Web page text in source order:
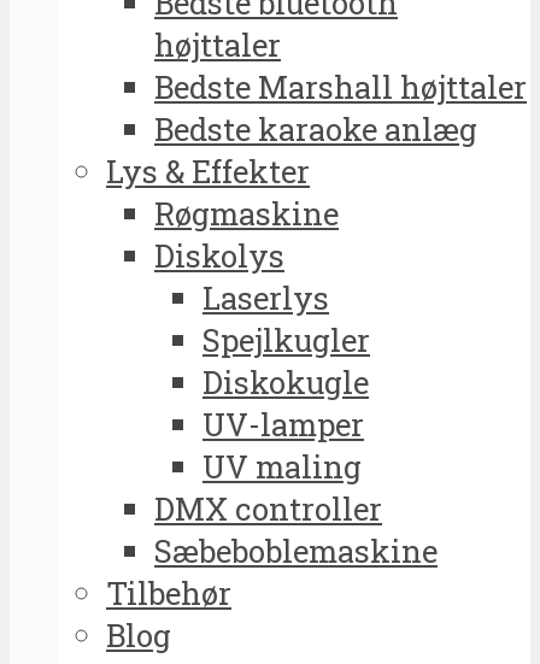
højttaler
Bedste Marshall højttaler
Bedste karaoke anlæg
Lys & Effekter
Røgmaskine
Diskolys
Laserlys
Spejlkugler
Diskokugle
UV-lamper
UV maling
DMX controller
Sæbeboblemaskine
Tilbehør
Blog